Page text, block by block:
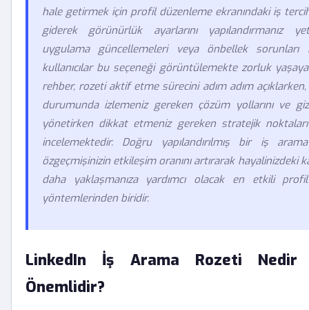
hale getirmek için profil düzenleme ekranındaki iş
giderek görünürlük ayarlarını yapılandırmanız
uygulama güncellemeleri veya önbellek sorunları
kullanıcılar bu seçeneği görüntülemekte zorluk
rehber, rozeti aktif etme sürecini adım adım
durumunda izlemeniz gereken çözüm yollarını ve
yönetirken dikkat etmeniz gereken stratejik
incelemektedir. Doğru yapılandırılmış bir iş
özgeçmişinizin etkileşim oranını artırarak hayalinizdeki
daha yaklaşmanıza yardımcı olacak en etkili
yöntemlerinden biridir.
LinkedIn İş Arama Rozeti Nedir
Önemlidir?